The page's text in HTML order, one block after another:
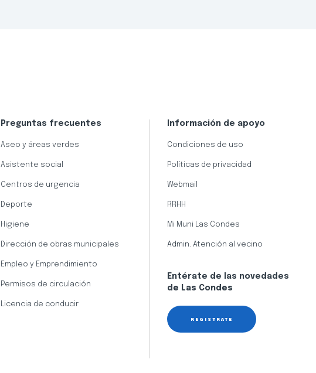
Preguntas frecuentes
Aseo y áreas verdes
Asistente social
Centros de urgencia
Deporte
Higiene
Dirección de obras municipales
Empleo y Emprendimiento
Permisos de circulación
Licencia de conducir
Información de apoyo
Condiciones de uso
Políticas de privacidad
Webmail
RRHH
Mi Muni Las Condes
Admin. Atención al vecino
Entérate de las novedades
de Las Condes
REGÍSTRATE